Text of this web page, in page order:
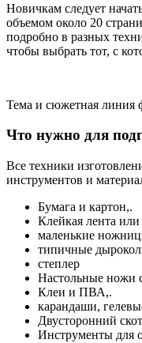
Новичкам следует
объемом около 20
подробно в разных
чтобы выбрать тот, с
Тема и сюжетная линия
Что нужно для
Все техники
инструментов и
Бумага и картон,.
Клейкая лента или
маленькие
типичные
степлер
Настольные ножи
Клеи и ПВА,.
карандаши,
Двусторонний
Инструменты для